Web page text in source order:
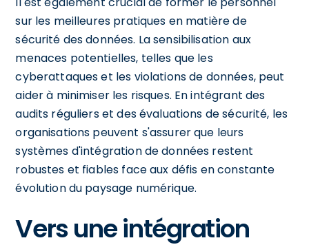
sur les meilleures pratiques en matière de
sécurité des données. La sensibilisation aux
menaces potentielles, telles que les
cyberattaques et les violations de données, peut
aider à minimiser les risques. En intégrant des
audits réguliers et des évaluations de sécurité, les
organisations peuvent s'assurer que leurs
systèmes d'intégration de données restent
robustes et fiables face aux défis en constante
évolution du paysage numérique.
Vers une intégration